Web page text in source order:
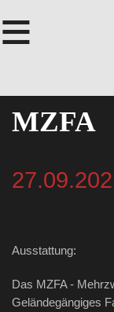
≡
MZFA
Ausstattung:
Das MZFA -
Geländegängiges